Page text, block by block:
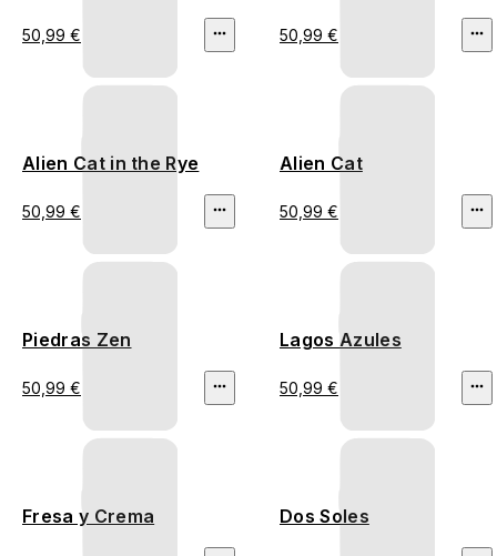
50,99 € 50,99 €
Alien Cat in the Rye
50,99 €
Alien Cat
50,99 €
Piedras Zen
50,99 €
Lagos Azules
50,99 €
Fresa y Crema Dos Soles